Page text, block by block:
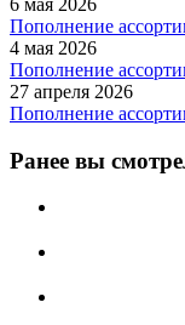
Пополнение
4 мая 2026
Пополнение
27 апреля 2026
Пополнение
Ранее вы